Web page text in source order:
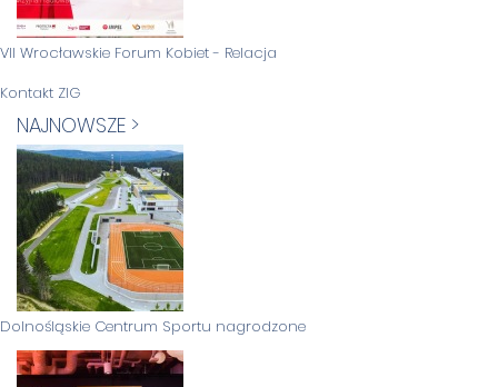
VII Wrocławskie Forum Kobiet - Relacja
Kontakt ZIG
NAJNOWSZE >
Dolnośląskie Centrum Sportu nagrodzone